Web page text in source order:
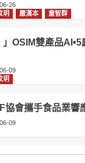
26
玥 嚴漢本 童智群
」OSIM雙產品
09
玥
協會攜手食品業響
09